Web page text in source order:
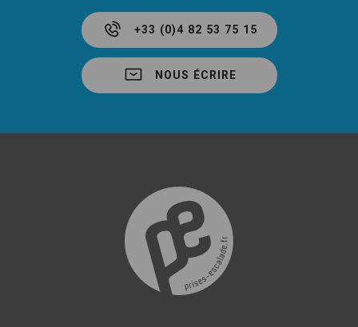
+33 (0)4 82 53 75 15
NOUS ÉCRIRE